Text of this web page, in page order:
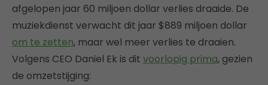
afgelopen jaar 60 miljoen dollar verlies draaide. De
muziekdienst verwacht dit jaar $889 miljoen dollar
om te zetten, maar wel meer verlies te draaien.
Volgens CEO Daniel Ek is dit voorlopig prima, gezien
de omzetstijging: